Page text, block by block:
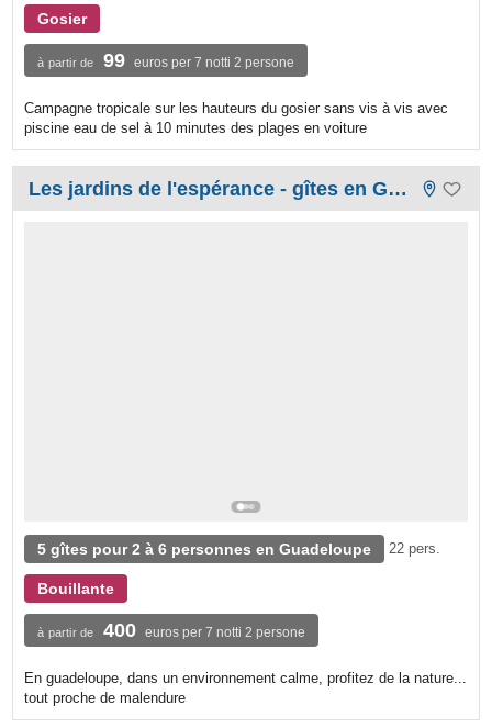
Gosier
à partir de 99 euros per 7 notti 2 persone
Campagne tropicale sur les hauteurs du gosier sans vis à vis avec
piscine eau de sel à 10 minutes des plages en voiture
Les jardins de l'espérance - gîtes en Guadeloupe
5 gîtes pour 2 à 6 personnes en Guadeloupe 22 pers.
Bouillante
à partir de 400 euros per 7 notti 2 persone
En guadeloupe, dans un environnement calme, profitez de la nature...
tout proche de malendure